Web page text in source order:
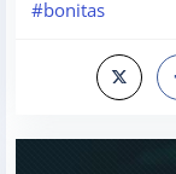
#bonitas